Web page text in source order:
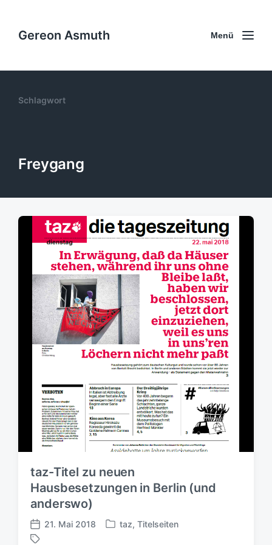
Gereon Asmuth Menü
Schlagwort
Freygang
taz-Titel zu neuen
Hausbesetzungen in Berlin (und
anderswo)
V
e
21. Mai 2018
V
taz, Titelseiten